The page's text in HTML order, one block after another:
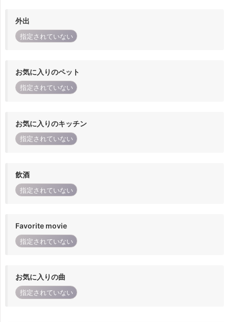
外出
指定されていない
お気に入りのペット
指定されていない
お気に入りのキッチン
指定されていない
飲酒
指定されていない
Favorite movie
指定されていない
お気に入りの曲
指定されていない